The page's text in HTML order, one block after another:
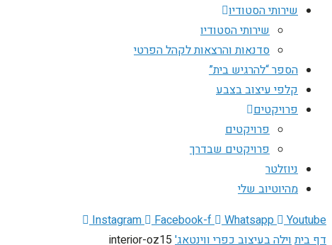
שירותי הסטודיו
שירותי הסטודיו
סדנאות והרצאות לקהל הפרטי
הספר “להרגיש בית”
קלפי עיצוב בצבע
פרויקטים
פרויקטים
פרויקטים שבדרך
ניוזלטר
מהיוטיוב שלי
Instagram
Facebook-f Whatsapp
Youtube
דף ביתוילה בעיצוב כפרי ווינטאג' interior-oz15